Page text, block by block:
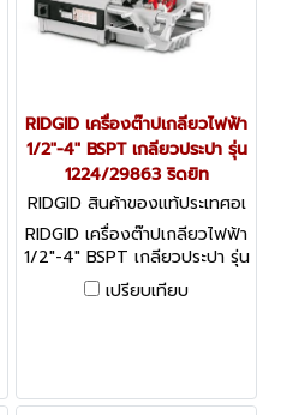
RIDGID เครื่องต๊าปเกลียวไฟฟ้า
1/2"-4" BSPT เกลียวประปา รุ่น
1224/29863 ริดยิท
RIDGID สินค้าของแท้ประเทศอเ
มริกา 1224 BSPT (29863)
RIDGID เครื่องต๊าปเกลียวไฟฟ้า
1/2"-4" BSPT เกลียวประปา รุ่น
1224/29863 ริดยิท
เปรียบเทียบ